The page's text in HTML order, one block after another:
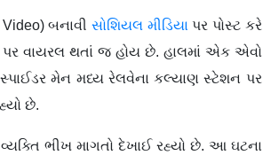
બનાવી સોશિયલ મીડિયાપર પોસ્ટ કરે
પર વાયરલ થતાં જ હોય છે. હાલમાં એક એવો
સ્પાઈડર મેન મધ્ય રેલવેના કલ્યાણ સ્ટેશન પર
છે.
ભીખ માગતો દેખાઈ રહ્યો છે. આ ઘટના